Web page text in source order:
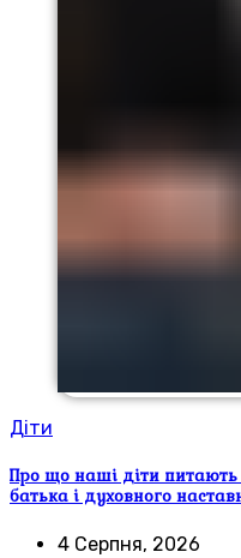
Діти
Про що наші діти
батька і духовного
4 Серпня, 2026